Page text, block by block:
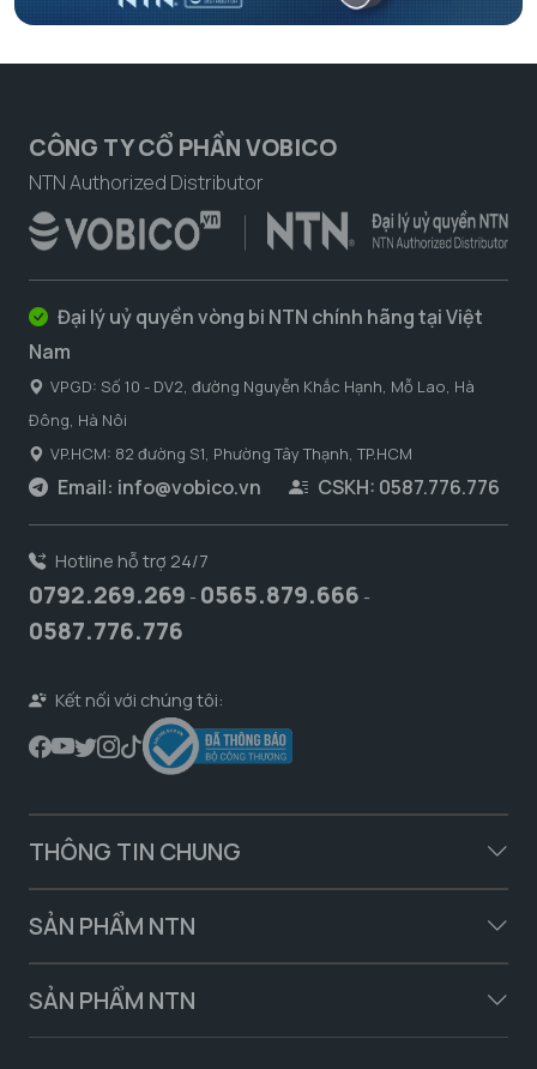
CÔNG TY CỔ PHẦN VOBICO
NTN Authorized Distributor
Đại lý uỷ quyền vòng bi NTN chính hãng tại Việt
Nam
VPGD: Số 10 - DV2, đường Nguyễn Khắc Hạnh, Mỗ Lao, Hà
Đông, Hà Nôi
VP.HCM: 82 đường S1, Phường Tây Thạnh, TP.HCM
Email: info@vobico.vn CSKH: 0587.776.776
Hotline hỗ trợ 24/7
0792.269.269 - 0565.879.666 -
0587.776.776
Kết nối với chúng tôi:
THÔNG TIN CHUNG
SẢN PHẨM NTN
SẢN PHẨM NTN